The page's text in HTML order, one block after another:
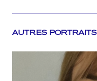
AUTRES PORTRAITS